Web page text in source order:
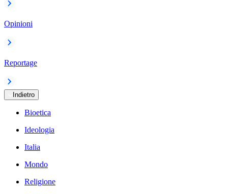
Opinioni
Reportage
Indietro
Bioetica
Ideologia
Italia
Mondo
Religione